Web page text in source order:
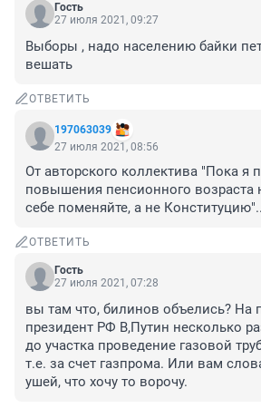
Гость
27 июля 2021, 09:27
Выборы , надо населению байки
вешать
ОТВЕТИТЬ
197063039
27 июля 2021, 08:56
От авторского коллектива "Пока я
повышения пенсионного возраста
себе поменяйте, а не Конституцию"..
ОТВЕТИТЬ
Гость
27 июля 2021, 07:28
вы там что, билинов объелись? На
президент РФ В,Путин несколько
до участка проведение газовой
т.е. за счет газпрома. Или вам
ушей, что хочу то ворочу.